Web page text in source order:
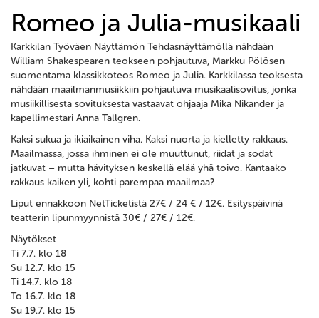
Romeo ja Julia-musikaali
Karkkilan Työväen Näyttämön Tehdasnäyttämöllä nähdään
William Shakespearen teokseen pohjautuva, Markku Pölösen
suomentama klassikkoteos Romeo ja Julia. Karkkilassa teoksesta
nähdään maailmanmusiikkiin pohjautuva musikaalisovitus, jonka
musiikillisesta sovituksesta vastaavat ohjaaja Mika Nikander ja
kapellimestari Anna Tallgren.
Kaksi sukua ja ikiaikainen viha. Kaksi nuorta ja kielletty rakkaus.
Maailmassa, jossa ihminen ei ole muuttunut, riidat ja sodat
jatkuvat – mutta hävityksen keskellä elää yhä toivo. Kantaako
rakkaus kaiken yli, kohti parempaa maailmaa?
Liput ennakkoon NetTicketistä 27€ / 24 € / 12€. Esityspäivinä
teatterin lipunmyynnistä 30€ / 27€ / 12€.
Näytökset
Ti 7.7. klo 18
Su 12.7. klo 15
Ti 14.7. klo 18
To 16.7. klo 18
Su 19.7. klo 15